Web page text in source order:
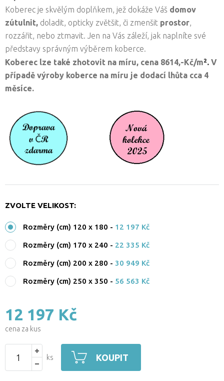
Koberec je skvělým doplňkem, jež dokáže Váš domov
zútulnit, doladit, opticky zvětšit, či zmenšit prostor,
rozzářit, nebo ztmavit. Jen na Vás záleží, jak naplníte své
představy správným výběrem koberce.
Koberec lze také zhotovit na míru, cena 8614,-Kč/m². V
případě výroby koberce na míru je dodací lhůta cca 4
měsíce.
ZVOLTE VELIKOST:
Rozměry (cm) 120 x 180 - 12 197 Kč
Rozměry (cm) 170 x 240 - 22 335 Kč
Rozměry (cm) 200 x 280 - 30 949 Kč
Rozměry (cm) 250 x 350 - 56 563 Kč
12 197 Kč
cena za kus
ks KOUPIT